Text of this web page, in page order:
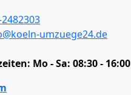
umzuege24.de
Mo - Sa: 08:30 -